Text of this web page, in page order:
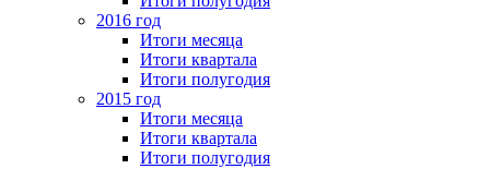
2016 год
Итоги месяца
Итоги квартала
Итоги полугодия
2015 год
Итоги месяца
Итоги квартала
Итоги полугодия